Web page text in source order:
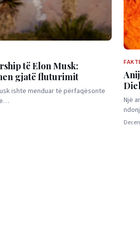
të Elon Musk:
gjatë fluturimit
ishte menduar të përfaqësonte
Një